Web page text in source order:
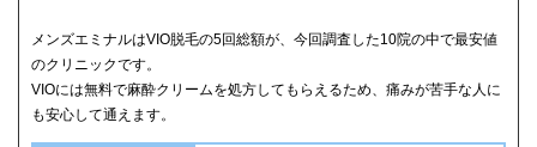
メンズエミナルはVIO脱毛の5回総額が、今回調査した10院の中で最安値
のクリニックです。
VIOには無料で麻酔クリームを処方してもらえるため、痛みが苦手な人に
も安心して通えます。